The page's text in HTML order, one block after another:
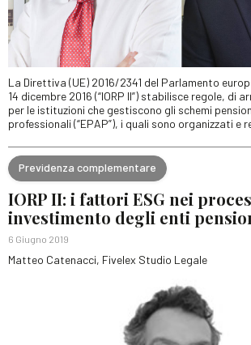
La Direttiva (UE) 2016/2341 del Parlamento
14 dicembre 2016 (“IORP II”) stabilisce regole, di
per le istituzioni che gestiscono gli schemi
professionali (“EPAP”), i quali sono organizzati e
Previdenza complementare
IORP II: i fattori ESG nei
investimento degli enti
6 Giugno 2019
Matteo Catenacci, Fivelex Studio Legale